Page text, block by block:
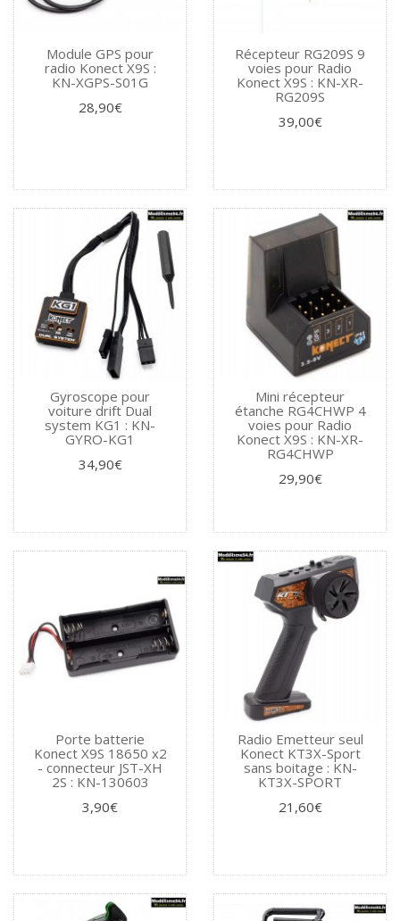
Module GPS pour
radio Konect X9S :
KN-XGPS-S01G
28,90€
Récepteur RG209S 9
voies pour Radio
Konect X9S : KN-XR-
RG209S
39,00€
Gyroscope pour
voiture drift Dual
system KG1 : KN-
GYRO-KG1
34,90€
Mini récepteur
étanche RG4CHWP 4
voies pour Radio
Konect X9S : KN-XR-
RG4CHWP
29,90€
Porte batterie
Konect X9S 18650 x2
- connecteur JST-XH
2S : KN-130603
3,90€
Radio Emetteur seul
Konect KT3X-Sport
sans boitage : KN-
KT3X-SPORT
21,60€